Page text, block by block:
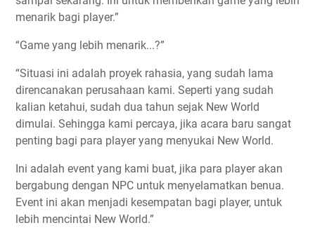
menarik bagi player.”
“Game yang lebih menarik...?”
“Situasi ini adalah proyek rahasia, yang sudah lama
direncanakan perusahaan kami. Seperti yang sudah
kalian ketahui, sudah dua tahun sejak New World
dimulai. Sehingga kami percaya, jika acara baru sangat
penting bagi para player yang menyukai New World.
Ini adalah event yang kami buat, jika para player akan
bergabung dengan NPC untuk menyelamatkan benua.
Event ini akan menjadi kesempatan bagi player, untuk
lebih mencintai New World.”